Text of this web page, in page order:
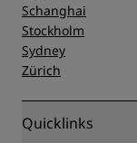
Schanghai
Stockholm
Sydney
Zürich
Quicklinks